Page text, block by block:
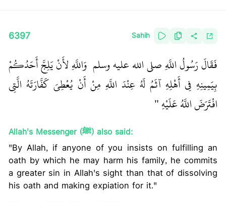
6397 Sahih
فَقَالَ رَسُولُ اللَّهِ صلى الله عليه وسلم ‏ ‏ وَاللَّهِ لأَنْ يَلِجَّ أَحَدُكُمْ
بِيَمِينِهِ فِي أَهْلِهِ آثَمُ لَهُ عِنْدَ اللَّهِ مِنْ أَنْ يُعْطِيَ كَفَّارَتَهُ الَّتِي
افْتَرَضَ اللَّهُ عَلَيْهِ ‏"
Allah's Messenger (ﷺ) also said:
"By Allah, if anyone of you insists on fulfilling an
oath by which he may harm his family, he commits
a greater sin in Allah's sight than that of dissolving
his oath and making expiation for it."